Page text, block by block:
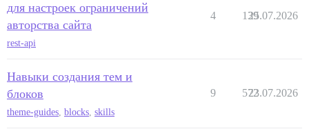
для настроек ограничений
авторства сайта
rest-api
4 139
25.07.2026
Навыки создания тем и
блоков
theme-guides, blocks, skills
9 572
23.07.2026